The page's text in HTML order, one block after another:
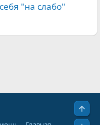
"на слабо"
почта